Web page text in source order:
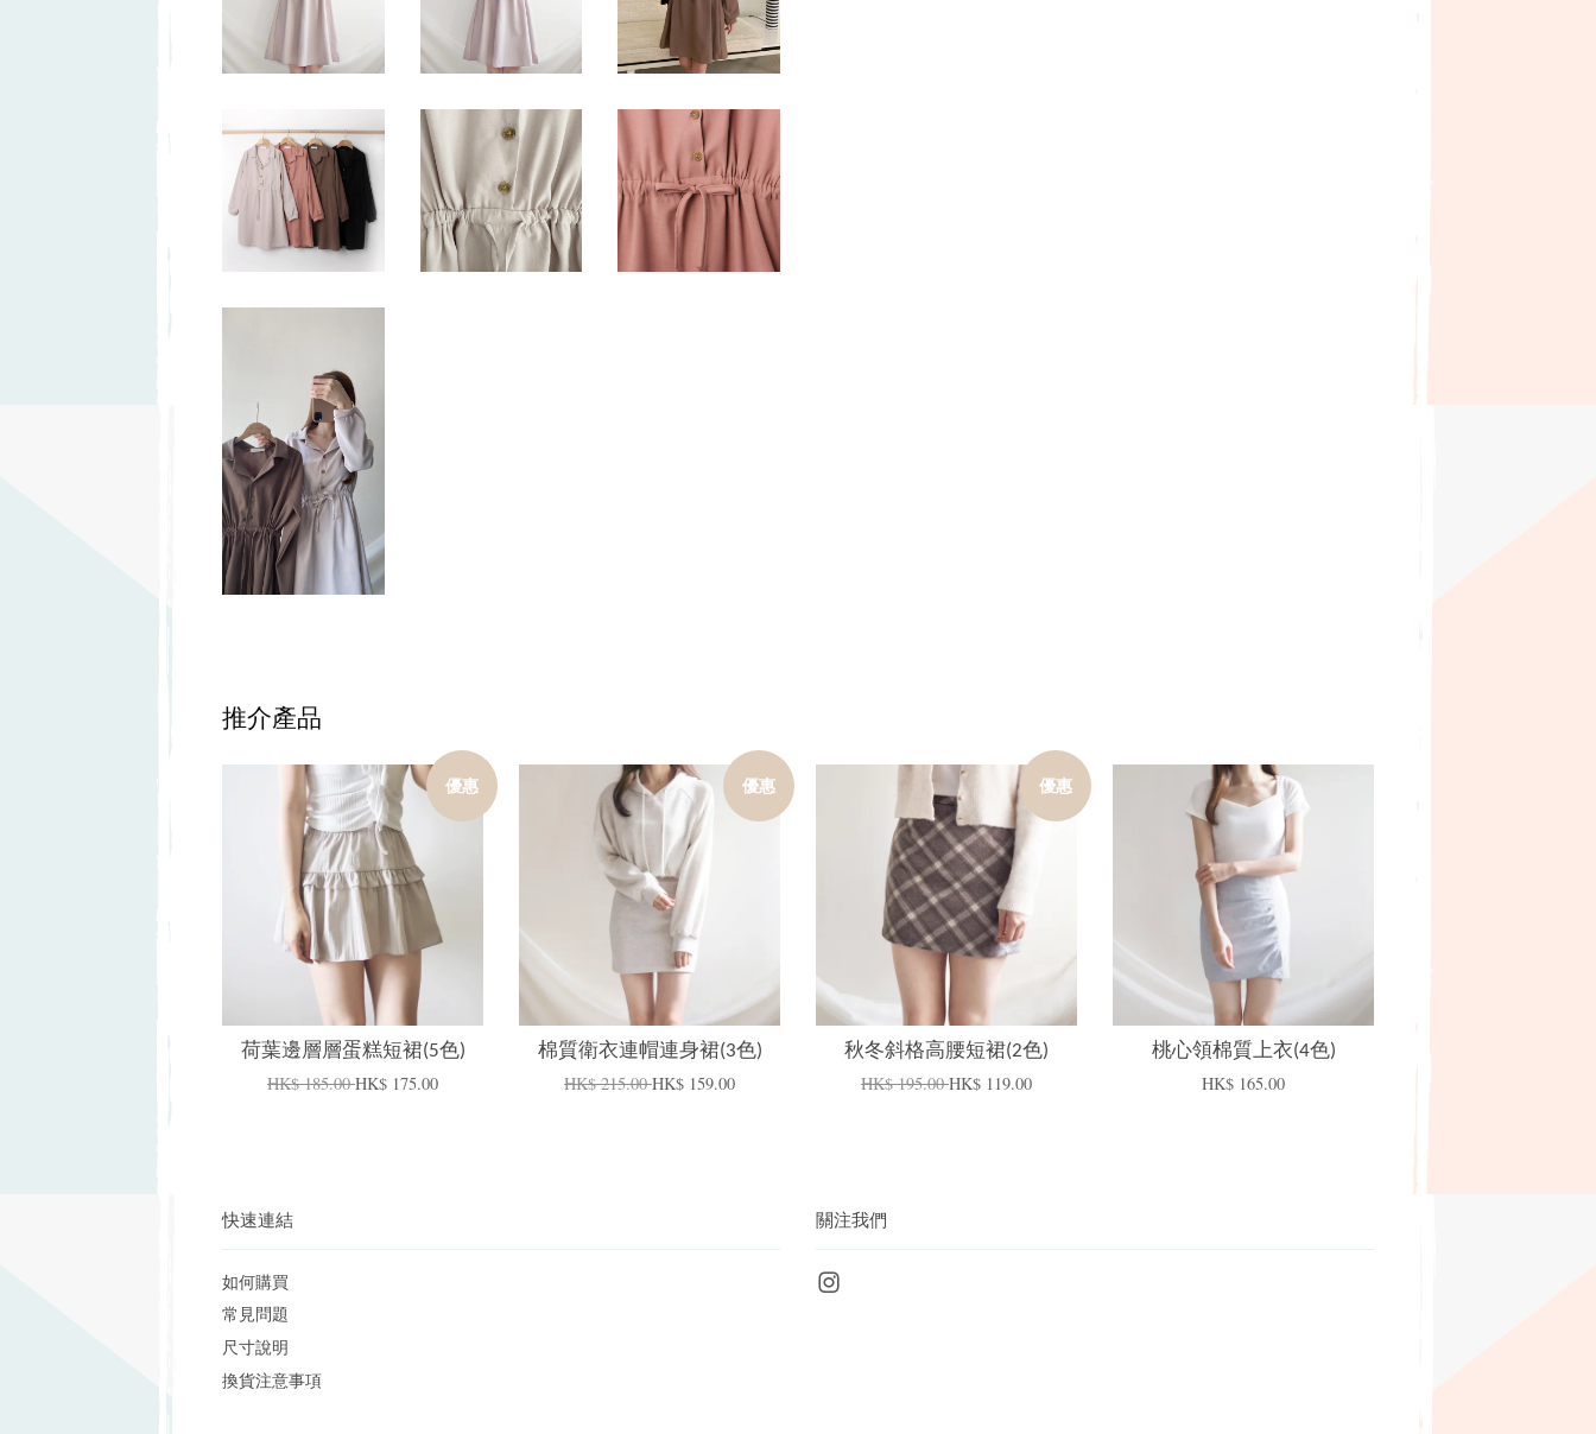
推介產品
優惠
加入購物車
荷葉邊層層蛋糕短裙(5色)
HK$ 185.00HK$ 175.00
優惠
加入購物車
棉質衛衣連帽連身裙(3色)
HK$ 215.00HK$ 159.00
優惠
加入購物車
秋冬斜格高腰短裙(2色)
HK$ 195.00HK$ 119.00
加入購物車
桃心領棉質上衣(4色)
HK$ 165.00
快速連結
如何購買
常見問題
尺寸說明
換貨注意事項
關注我們